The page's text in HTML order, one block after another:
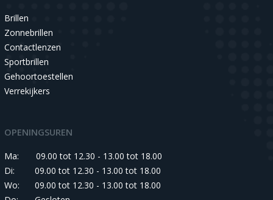
Brillen
Zonnebrillen
Contactlenzen
Sportbrillen
Gehoortoestellen
Verrekijkers
OPENINGSUREN
Ma:
09.00 tot 12.30 - 13.00 tot 18.00
Di:
09.00 tot 12.30 - 13.00 tot 18.00
Wo:
09.00 tot 12.30 - 13.00 tot 18.00